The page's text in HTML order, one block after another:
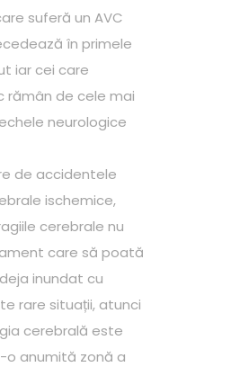
suferă un AVC
în primele
iar cei care
rămân de cele mai
neurologice
de accidentele
ischemice,
cerebrale nu
care să poată
inundat cu
rare situații, atunci
cerebrală este
anumită zonă a